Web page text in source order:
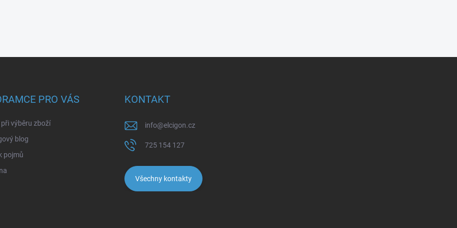
PRO VÁS
při výběru zboží
blog
pojmů
KONTAKT
info@elcigon.cz
725 154 127
Všechny kontakty